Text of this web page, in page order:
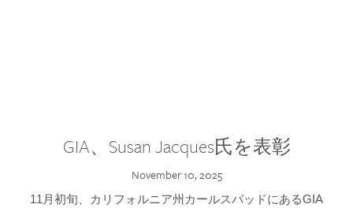
GIA、Susan Jacques氏を表彰
November 10, 2025
11月初旬、カリフォルニア州カールスバッドにあるGIA